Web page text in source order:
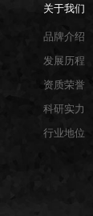
资质荣誉
科研实力
行业地位
家装指南
网络商城
网销声明
铺贴指导
集团新闻
供应商招募
关于我们
品牌介绍
发展历程
资质荣誉
科研实力
行业地位